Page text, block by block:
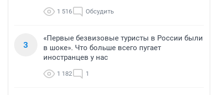
1 516 Обсудить
3
«Первые безвизовые туристы в России были
в шоке». Что больше всего пугает
иностранцев у нас
1 182 1